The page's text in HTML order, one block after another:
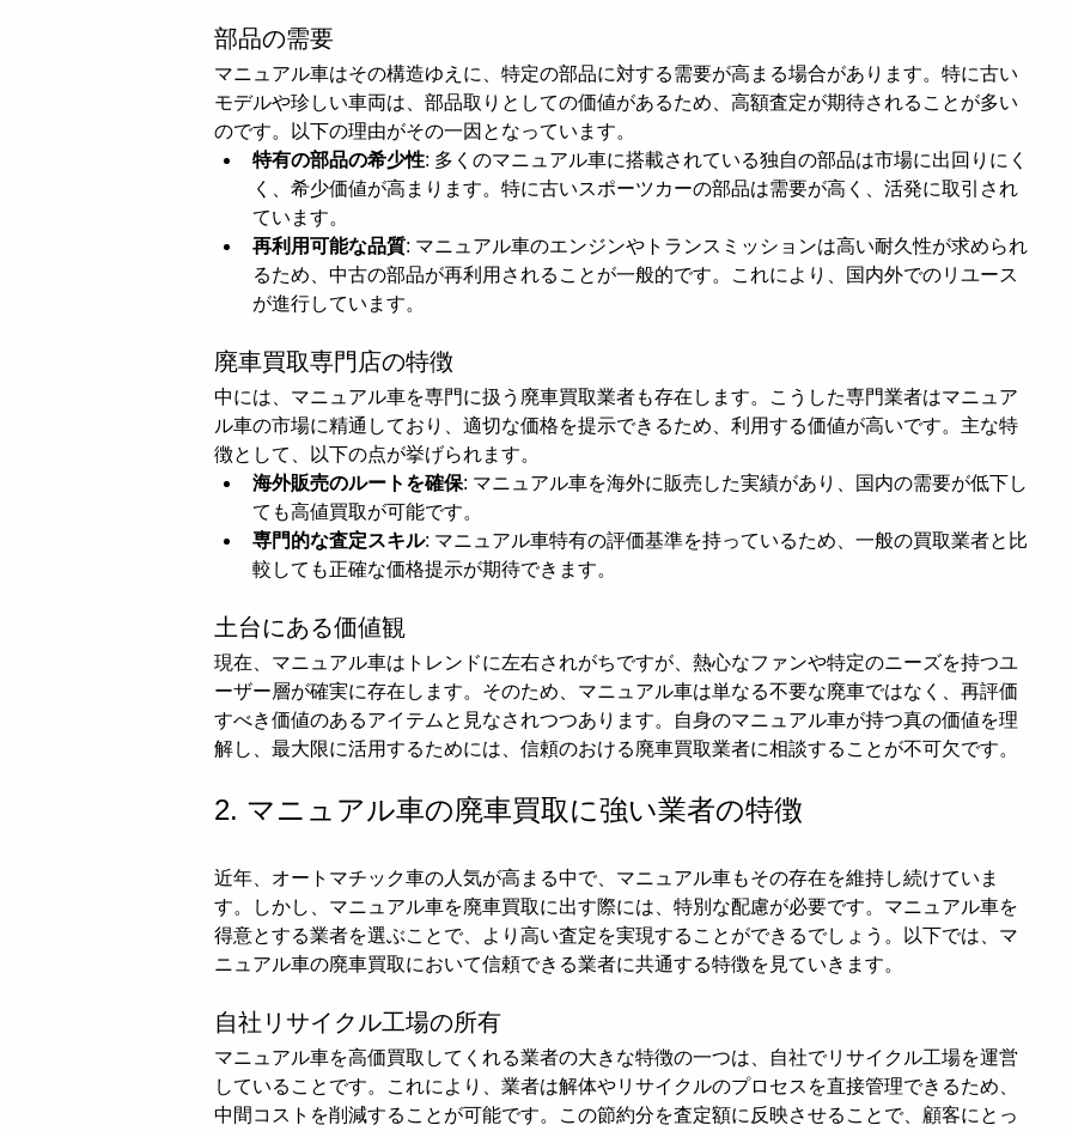
部品の需要
マニュアル車はその構造ゆえに、特定の部品に対する需要が高まる場合があります。特に古い
モデルや珍しい車両は、部品取りとしての価値があるため、高額査定が期待されることが多い
のです。以下の理由がその一因となっています。
特有の部品の希少性: 多くのマニュアル車に搭載されている独自の部品は市場に出回りにく
く、希少価値が高まります。特に古いスポーツカーの部品は需要が高く、活発に取引され
ています。
再利用可能な品質: マニュアル車のエンジンやトランスミッションは高い耐久性が求められ
るため、中古の部品が再利用されることが一般的です。これにより、国内外でのリユース
が進行しています。
廃車買取専門店の特徴
中には、マニュアル車を専門に扱う廃車買取業者も存在します。こうした専門業者はマニュア
ル車の市場に精通しており、適切な価格を提示できるため、利用する価値が高いです。主な特
徴として、以下の点が挙げられます。
海外販売のルートを確保: マニュアル車を海外に販売した実績があり、国内の需要が低下し
ても高値買取が可能です。
専門的な査定スキル: マニュアル車特有の評価基準を持っているため、一般の買取業者と比
較しても正確な価格提示が期待できます。
土台にある価値観
現在、マニュアル車はトレンドに左右されがちですが、熱心なファンや特定のニーズを持つユ
ーザー層が確実に存在します。そのため、マニュアル車は単なる不要な廃車ではなく、再評価
すべき価値のあるアイテムと見なされつつあります。自身のマニュアル車が持つ真の価値を理
解し、最大限に活用するためには、信頼のおける廃車買取業者に相談することが不可欠です。
2. マニュアル車の廃車買取に強い業者の特徴
近年、オートマチック車の人気が高まる中で、マニュアル車もその存在を維持し続けていま
す。しかし、マニュアル車を廃車買取に出す際には、特別な配慮が必要です。マニュアル車を
得意とする業者を選ぶことで、より高い査定を実現することができるでしょう。以下では、マ
ニュアル車の廃車買取において信頼できる業者に共通する特徴を見ていきます。
自社リサイクル工場の所有
マニュアル車を高価買取してくれる業者の大きな特徴の一つは、自社でリサイクル工場を運営
していることです。これにより、業者は解体やリサイクルのプロセスを直接管理できるため、
中間コストを削減することが可能です。この節約分を査定額に反映させることで、顧客にとっ